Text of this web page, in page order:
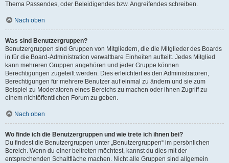
Thema Passendes, oder Beleidigendes bzw. Angreifendes schreiben.
Nach oben
Was sind Benutzergruppen?
Benutzergruppen sind Gruppen von Mitgliedern, die die Mitglieder des Boards
in für die Board-Administration verwaltbare Einheiten aufteilt. Jedes Mitglied
kann mehreren Gruppen angehören und jeder Gruppe können
Berechtigungen zugeteilt werden. Dies erleichtert es den Administratoren,
Berechtigungen für mehrere Benutzer auf einmal zu ändern und sie zum
Beispiel zu Moderatoren eines Bereichs zu machen oder ihnen Zugriff zu
einem nichtöffentlichen Forum zu geben.
Nach oben
Wo finde ich die Benutzergruppen und wie trete ich ihnen bei?
Du findest die Benutzergruppen unter „Benutzergruppen“ im persönlichen
Bereich. Wenn du einer beitreten möchtest, kannst du dies mit der
entsprechenden Schaltfläche machen. Nicht alle Gruppen sind allgemein